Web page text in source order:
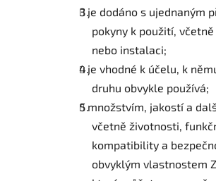
je dodáno s ujednaným
pokyny k použití,
nebo instalaci;
je vhodné k účelu, k
druhu obvykle používá;
množstvím, jakostí a
včetně životnosti,
kompatibility a
obvyklým vlastnostem